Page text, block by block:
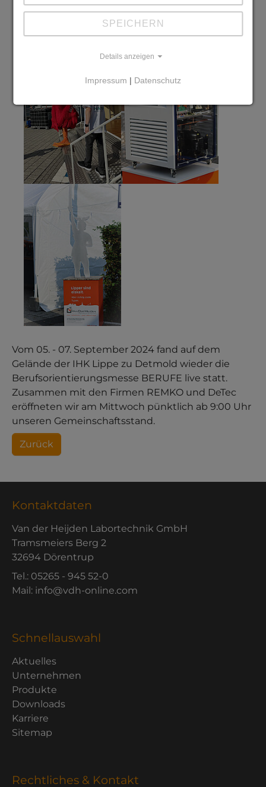
Show larger version
Vom 05. - 07. September 2024 fand auf dem
Gelände der IHK Lippe zu Detmold wieder die
Berufsorientierungsmesse BERUFE live statt.
Zusammen mit den Firmen REMKO und DeTec
eröffneten wir am Mittwoch pünktlich ab 9:00 Uhr
unseren Gemeinschaftsstand.
Zurück
Kontaktdaten
Van der Heijden Labortechnik GmbH
Tramsmeiers Berg 2
32694 Dörentrup
Tel.: 05265 - 945 52-0
Mail: info@vdh-online.com
Schnellauswahl
Aktuelles
Unternehmen
Produkte
Downloads
Karriere
Sitemap
Rechtliches & Kontakt
SPEICHERN
Details anzeigen
Impressum | Datenschutz